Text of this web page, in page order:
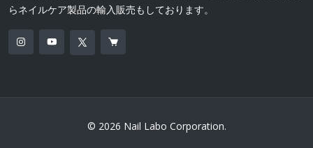
らネイルケア製品の輸入販売もしております。
© 2026 Nail Labo Corporation.